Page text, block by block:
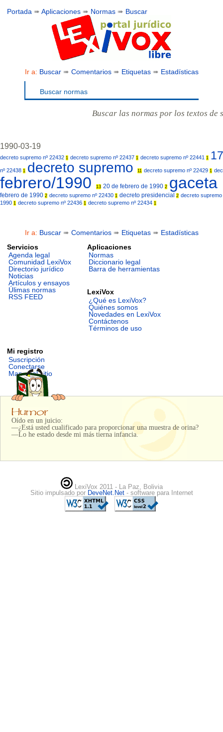
Portada ➠Aplicaciones ➠ Normas ➠ Buscar
Ir a: Buscar➠ Comentarios➠ Etiquetas➠ Estadísticas
Buscar normas
Buscar las normas por los textos de
1990-03-19
decreto supremo nº 22432 1 decreto supremo nº 22437 1 decreto supremo nº 22441 1
nº 22438 1 decreto supremo 11 decreto supremo nº 22429 1
febrero/1990 13 20 de febrero de 1990 2
febrero de 1990 2 decreto supremo nº 22430 1 decreto presidencial 2 decreto
1990 1 decreto supremo nº 22436 1 decreto supremo nº 22434 1
Ir a: Buscar➠ Comentarios➠ Etiquetas➠ Estadísticas
Servicios
Agenda legal
Comunidad LexiVox
Directorio jurídico
Noticias
Artículos y ensayos
Úlimas normas
RSS FEED
Aplicaciones
Normas
Diccionario legal
Barra de herramientas
LexiVox
¿Qué es LexiVox?
Quiénes somos
Novedades en LexiVox
Contáctenos
Términos de uso
Mi registro
Suscripción
Conectarse
Mapa del sitio
Oído en un juicio:
—¿Está usted cualificado para proporcionar una muestra de orina?
—Lo he estado desde mi más tierna infancia.
LexiVox 2011 - La Paz, Bolivia
Sitio impulsado por DeveNet.Net - software para Internet